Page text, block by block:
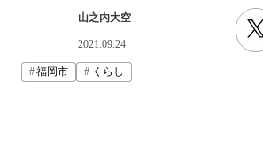
山之内大空
2021.09.24
福岡市 くらし